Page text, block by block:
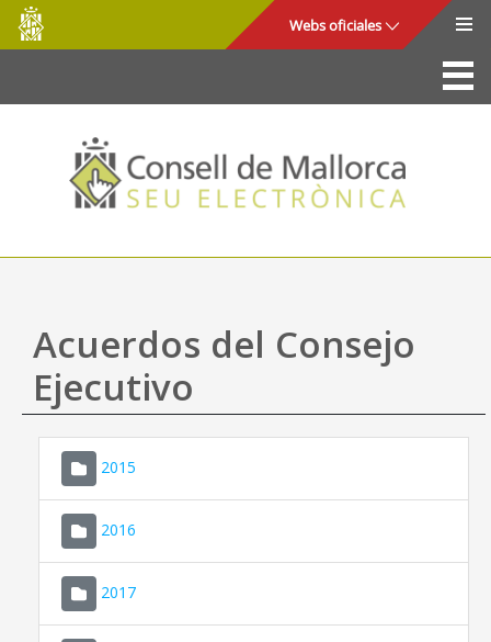
Saltar al contenido principal
Consell
de
Mallorca
Webs oficiales
La Sede
Consejo de Mallorca
Acceso y seguridad
Utilidades
Mapa web
Ayuda
Acuerdos del Consejo
Ejecutivo
2015
2016
2017